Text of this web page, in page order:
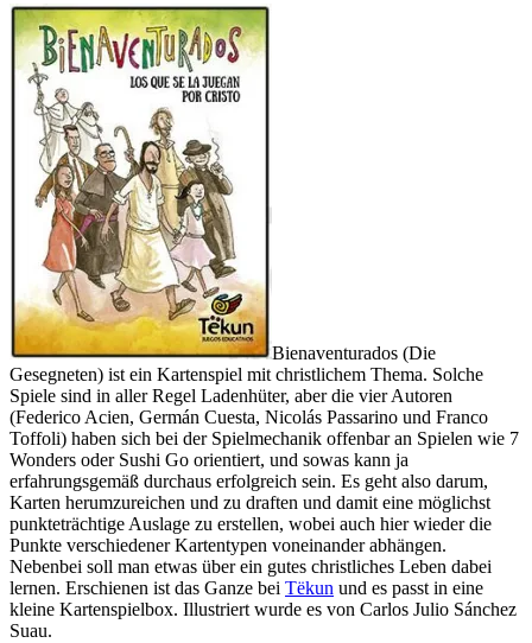
Bienaventurados (Die
Gesegneten) ist ein Kartenspiel mit christlichem Thema. Solche
Spiele sind in aller Regel Ladenhüter, aber die vier Autoren
(Federico Acien, Germán Cuesta, Nicolás Passarino und Franco
Toffoli) haben sich bei der Spielmechanik offenbar an Spielen wie 7
Wonders oder Sushi Go orientiert, und sowas kann ja
erfahrungsgemäß durchaus erfolgreich sein. Es geht also darum,
Karten herumzureichen und zu draften und damit eine möglichst
punkteträchtige Auslage zu erstellen, wobei auch hier wieder die
Punkte verschiedener Kartentypen voneinander abhängen.
Nebenbei soll man etwas über ein gutes christliches Leben dabei
lernen. Erschienen ist das Ganze bei Tëkun und es passt in eine
kleine Kartenspielbox. Illustriert wurde es von Carlos Julio Sánchez
Suau.